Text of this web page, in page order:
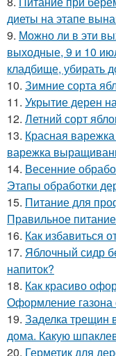
диеты на этапе
9. Можно ли в эти
выходные, 9 и 10
кладбище, убирать
10. Зимние сорта
11. Укрытие дерен
12. Летний сорт
13. Красная
варежка
14. Весенние
Этапы обработки
15. Питание для
Правильное
16. Как избавиться
17. Яблочный сидр
напиток?
18. Как красиво
Оформление газона
19. Заделка трещин
дома. Какую
20. Герметик для